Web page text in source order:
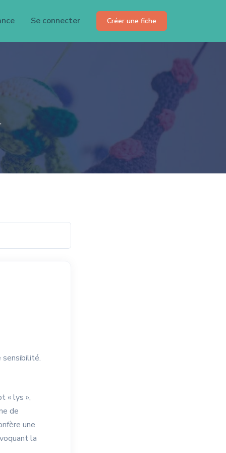
Se connecter Créer une fiche
sensibilité.
« lys »,
de
une
la